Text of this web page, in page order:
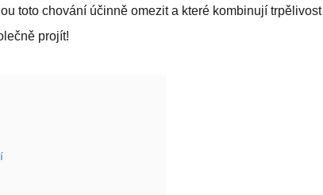
toto chování účinně omezit a které kombinují trpělivost
projít!